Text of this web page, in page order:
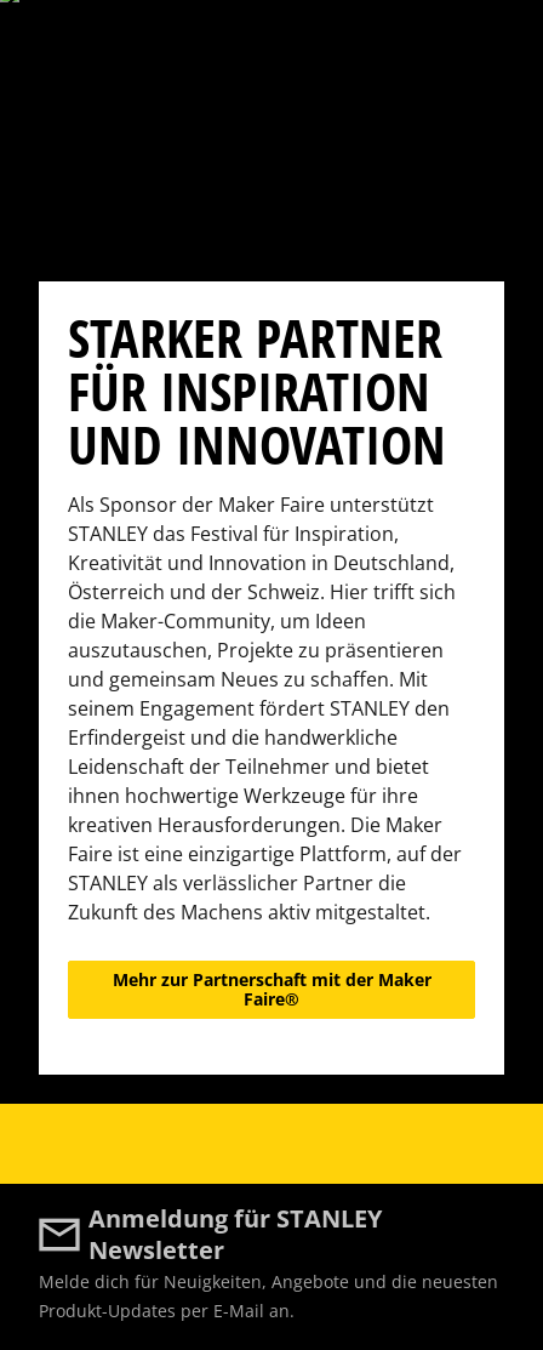
STARKER PARTNER
FÜR INSPIRATION
UND INNOVATION
Als Sponsor der Maker Faire unterstützt
STANLEY das Festival für Inspiration,
Kreativität und Innovation in Deutschland,
Österreich und der Schweiz. Hier trifft sich
die Maker-Community, um Ideen
auszutauschen, Projekte zu präsentieren
und gemeinsam Neues zu schaffen. Mit
seinem Engagement fördert STANLEY den
Erfindergeist und die handwerkliche
Leidenschaft der Teilnehmer und bietet
ihnen hochwertige Werkzeuge für ihre
kreativen Herausforderungen. Die Maker
Faire ist eine einzigartige Plattform, auf der
STANLEY als verlässlicher Partner die
Zukunft des Machens aktiv mitgestaltet.
Mehr zur Partnerschaft mit der Maker
Faire®
Anmeldung für STANLEY
Newsletter
Melde dich für Neuigkeiten, Angebote und die neuesten
Produkt-Updates per E-Mail an.